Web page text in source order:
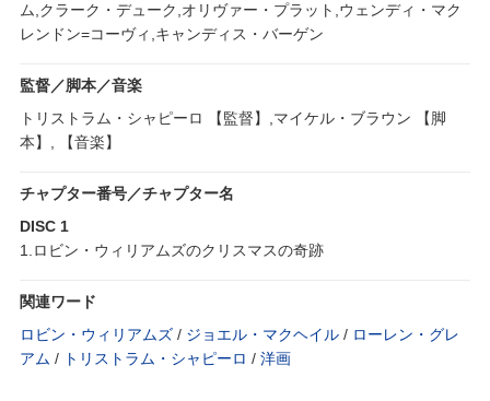
ム,クラーク・デューク,オリヴァー・プラット,ウェンディ・マク
レンドン=コーヴィ,キャンディス・バーゲン
監督／脚本／音楽
トリストラム・シャピーロ 【監督】,マイケル・ブラウン 【脚
本】, 【音楽】
チャプター番号／チャプター名
DISC 1
1.ロビン・ウィリアムズのクリスマスの奇跡
関連ワード
ロビン・ウィリアムズ / ジョエル・マクヘイル / ローレン・グレ
アム / トリストラム・シャピーロ / 洋画